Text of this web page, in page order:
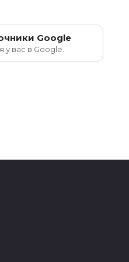
Google
у вас в Google.